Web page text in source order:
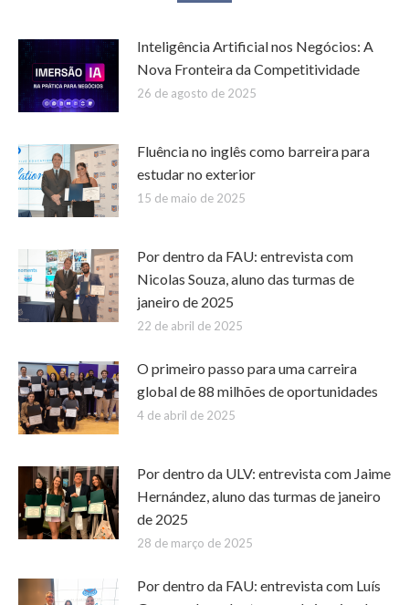
Inteligência Artificial nos Negócios: A
Nova Fronteira da Competitividade
26 de agosto de 2025
Fluência no inglês como barreira para
estudar no exterior
15 de maio de 2025
Por dentro da FAU: entrevista com
Nicolas Souza, aluno das turmas de
janeiro de 2025
22 de abril de 2025
O primeiro passo para uma carreira
global de 88 milhões de oportunidades
4 de abril de 2025
Por dentro da ULV: entrevista com Jaime
Hernández, aluno das turmas de janeiro
de 2025
28 de março de 2025
Por dentro da FAU: entrevista com Luís